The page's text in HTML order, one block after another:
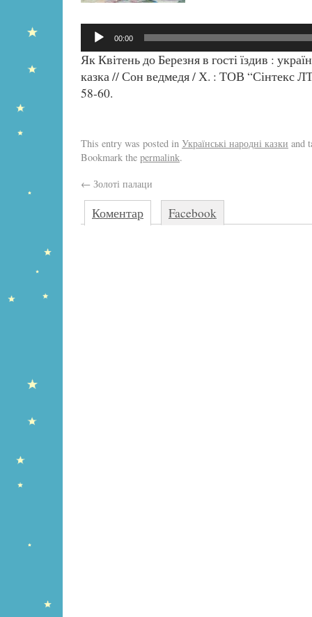
Аудіопрогравач
00:00
Як Квітень до Березня в гості їздив :
казка // Сон ведмедя / Х. : ТОВ “Сінтекс
58-60.
This entry was posted in Українські народні казки and
Bookmark the permalink.
← Золоті палаци
Коментар Facebook